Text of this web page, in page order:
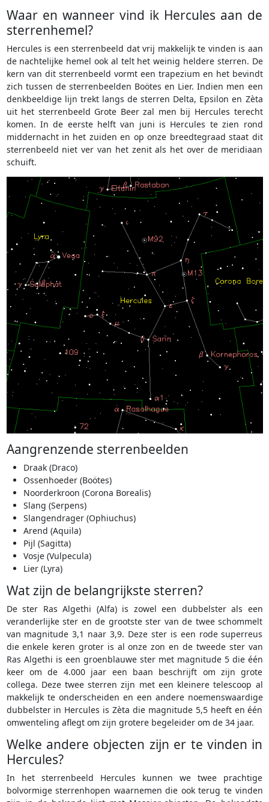
Waar en wanneer vind ik Hercules aan de
sterrenhemel?
Hercules is een sterrenbeeld dat vrij makkelijk te vinden is aan
de nachtelijke hemel ook al telt het weinig heldere sterren. De
kern van dit sterrenbeeld vormt een trapezium en het bevindt
zich tussen de sterrenbeelden Boötes en Lier. Indien men een
denkbeeldige lijn trekt langs de sterren Delta, Epsilon en Zèta
uit het sterrenbeeld Grote Beer zal men bij Hercules terecht
komen. In de eerste helft van juni is Hercules te zien rond
middernacht in het zuiden en op onze breedtegraad staat dit
sterrenbeeld niet ver van het zenit als het over de meridiaan
schuift.
Aangrenzende sterrenbeelden
Draak (Draco)
Ossenhoeder (Boötes)
Noorderkroon (Corona Borealis)
Slang (Serpens)
Slangendrager (Ophiuchus)
Arend (Aquila)
Pijl (Sagitta)
Vosje (Vulpecula)
Lier (Lyra)
Wat zijn de belangrijkste sterren?
De ster Ras Algethi (Alfa) is zowel een dubbelster als een
veranderlijke ster en de grootste ster van de twee schommelt
van magnitude 3,1 naar 3,9. Deze ster is een rode superreus
die enkele keren groter is al onze zon en de tweede ster van
Ras Algethi is een groenblauwe ster met magnitude 5 die één
keer om de 4.000 jaar een baan beschrijft om zijn grote
collega. Deze twee sterren zijn met een kleinere telescoop al
makkelijk te onderscheiden en een andere noemenswaardige
dubbelster in Hercules is Zèta die magnitude 5,5 heeft en één
omwenteling aflegt om zijn grotere begeleider om de 34 jaar.
Welke andere objecten zijn er te vinden in
Hercules?
In het sterrenbeeld Hercules kunnen we twee prachtige
bolvormige sterrenhopen waarnemen die ook terug te vinden